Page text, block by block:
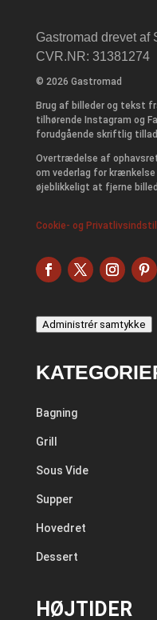
Gastromad drevet af
CVR.NR: 31381274
© 2026 Gastromad
Brug af billeder og tekst
tilhørende Instagram og
forudgående skriftlig
Overtrædelse af
om vederlag for
øjeblikkeligt at fjerne
Cookie- og
Administrér samtykke
Bagning
Grill
Sous Vide
Supper
Hovedret
Dessert
HØJTIDER